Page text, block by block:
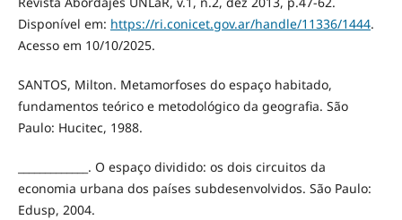
Disponível em: https://ri.conicet.gov.ar/handle/11336/1444.
Acesso em 10/10/2025.
SANTOS, Milton. Metamorfoses do espaço habitado,
fundamentos teórico e metodológico da geografia. São
Paulo: Hucitec, 1988.
_____________. O espaço dividido: os dois circuitos da
economia urbana dos países subdesenvolvidos. São Paulo:
Edusp, 2004.